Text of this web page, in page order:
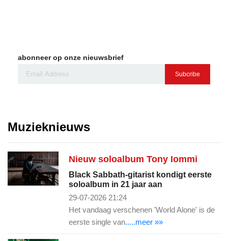
abonneer op onze nieuwsbrief
Subcribe
Muzieknieuws
Nieuw soloalbum Tony Iommi
Black Sabbath-gitarist kondigt eerste
soloalbum in 21 jaar aan
29-07-2026 21:24
Het vandaag verschenen 'World Alone' is de
eerste single van.....meer »»